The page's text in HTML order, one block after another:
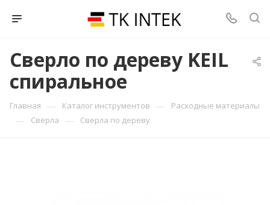
Сверло по дереву KEIL
спиральное
Главная — Каталог инструментов — Расходные материалы
— Сверла — Сверла по дереву